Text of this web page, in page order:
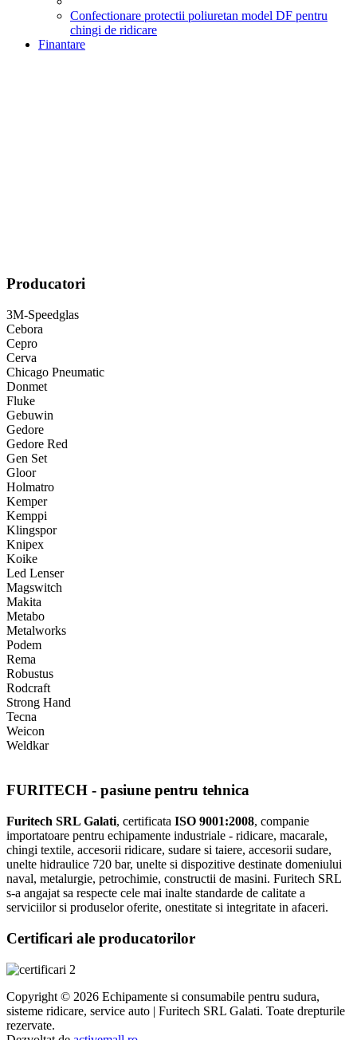
Confectionare protectii poliuretan model DF pentru
chingi de ridicare
Finantare
Producatori
3M-Speedglas
Cebora
Cepro
Cerva
Chicago Pneumatic
Donmet
Fluke
Gebuwin
Gedore
Gedore Red
Gen Set
Gloor
Holmatro
Kemper
Kemppi
Klingspor
Knipex
Koike
Led Lenser
Magswitch
Makita
Metabo
Metalworks
Podem
Rema
Robustus
Rodcraft
Strong Hand
Tecna
Weicon
Weldkar
FURITECH - pasiune pentru tehnica
Furitech SRL Galati, certificata ISO 9001:2008, companie
importatoare pentru echipamente industriale - ridicare, macarale,
chingi textile, accesorii ridicare, sudare si taiere, accesorii sudare,
unelte hidraulice 720 bar, unelte si dispozitive destinate domeniului
naval, metalurgie, petrochimie, constructii de masini. Furitech SRL
s-a angajat sa respecte cele mai inalte standarde de calitate a
serviciilor si produselor oferite, onestitate si integritate in afaceri.
Certificari ale producatorilor
Copyright © 2026 Echipamente si consumabile pentru sudura,
sisteme ridicare, service auto | Furitech SRL Galati. Toate drepturile
rezervate.